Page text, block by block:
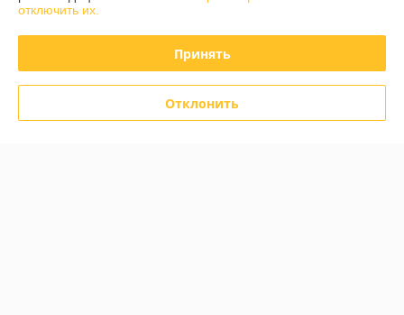
отключить их.
Принять
Отклонить